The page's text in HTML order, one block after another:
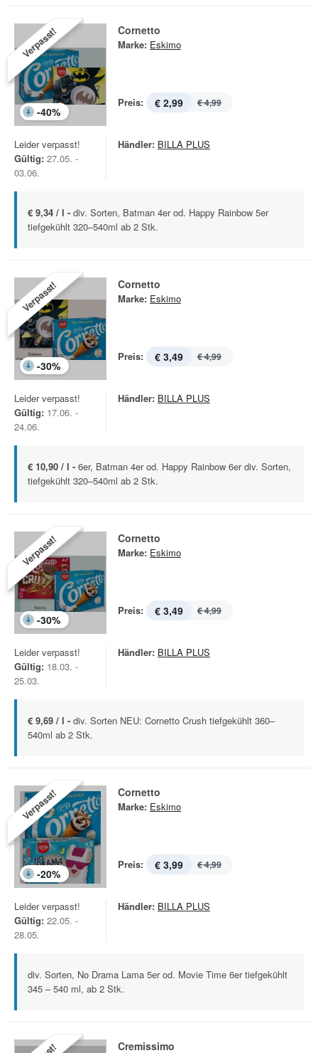
Verpasst!
-40%
Cornetto
Marke: Eskimo
Preis: € 2,99 € 4,99
Leider verpasst!
Gültig: 27.05. -
03.06.
Händler: BILLA PLUS
€ 9,34 / l - div. Sorten, Batman 4er od. Happy Rainbow 5er
tiefgekühlt 320–540ml ab 2 Stk.
Verpasst!
-30%
Cornetto
Marke: Eskimo
Preis: € 3,49 € 4,99
Leider verpasst!
Gültig: 17.06. -
24.06.
Händler: BILLA PLUS
€ 10,90 / l - 6er, Batman 4er od. Happy Rainbow 6er div. Sorten,
tiefgekühlt 320–540ml ab 2 Stk.
Verpasst!
-30%
Cornetto
Marke: Eskimo
Preis: € 3,49 € 4,99
Leider verpasst!
Gültig: 18.03. -
25.03.
Händler: BILLA PLUS
€ 9,69 / l - div. Sorten NEU: Cornetto Crush tiefgekühlt 360–
540ml ab 2 Stk.
Verpasst!
-20%
Cornetto
Marke: Eskimo
Preis: € 3,99 € 4,99
Leider verpasst!
Gültig: 22.05. -
28.05.
Händler: BILLA PLUS
div. Sorten, No Drama Lama 5er od. Movie Time 6er tiefgekühlt
345 – 540 ml, ab 2 Stk.
Cremissimo